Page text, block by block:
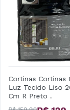
Cortinas Cortinas
Luz Tecido Liso
Cm R Preto .